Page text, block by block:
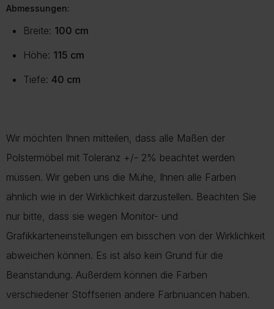
Abmessungen:
Breite: 100 cm
Höhe: 115 cm
Tiefe: 40 cm
Wir möchten Ihnen mitteilen, dass alle Maßen der
Polstermöbel mit Toleranz +/- 2% beachtet werden
müssen. Wir geben uns die Mühe, Ihnen alle Farben
ähnlich wie in der Wirklichkeit darzustellen. Beachten Sie
nur bitte, dass sie wegen Monitor- und
Grafikkarteneinstellungen ein bisschen von der Wirklichkeit
abweichen können. Es ist also kein Grund für die
Beanstandung. Außerdem können die Farben
verschiedener Stoffserien andere Farbnuancen haben.